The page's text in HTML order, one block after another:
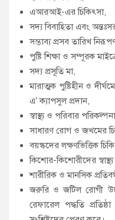
এআরআই-এর চিকিৎসা,
সদ্য বিবাহিতা এবং
সম্ভাব্য প্রসব তারিখ
পুষ্টি শিক্ষা ও সম্পূরক
সদ্য প্রসূতি মা,
মারাত্মক পুষ্টিহীন ও
এ’ ক্যাপসুল প্রদান,
স্বাস্থ্য ও পরিবার
সাধারণ রোগ ও জখমের
বয়স্কদের লক্ষণভিত্তিক
কিশোর-কিশোরীদের স্বাস্থ্য
শারীরিক ও মানসিক
জরুরি ও জটিল রোগী
রেফারেল পদ্ধতি